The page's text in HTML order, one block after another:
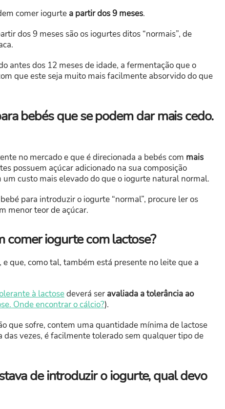
comer iogurte a partir dos 9 meses.
dos 9 meses são os iogurtes ditos “normais”, de
antes dos 12 meses de idade, a fermentação que o
que este seja muito mais facilmente absorvido do que
bebés que se podem dar mais cedo.
no mercado e que é direcionada a bebés com mais
possuem açúcar adicionado na sua composição
custo mais elevado do que o iogurte natural normal.
para introduzir o iogurte “normal”, procure ler os
menor teor de açúcar.
comer iogurte com lactose?
que, como tal, também está presente no leite que a
à lactosedeverá ser avaliada a tolerância ao
Onde encontrar o cálcio?).
que sofre, contem uma quantidade mínima de lactose
das vezes, é facilmente tolerado sem qualquer tipo de
de introduzir o iogurte, qual devo